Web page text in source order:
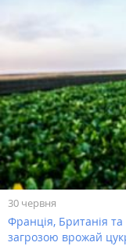
30 червня
Франція, Британія
загрозою врожай